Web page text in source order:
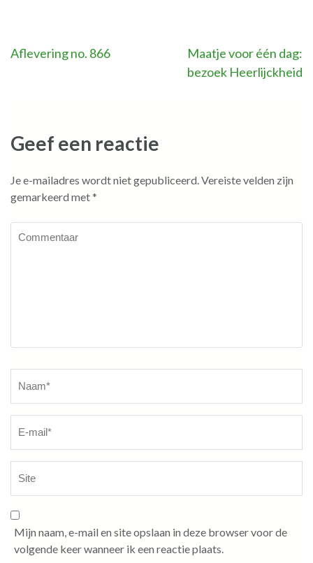
Bericht
Aflevering no. 866
Maatje voor één dag:
bezoek Heerlijckheid
Geef een reactie
Je e-mailadres wordt niet gepubliceerd. Vereiste velden zijn
gemarkeerd met*
Mijn naam, e-mail en site opslaan in deze browser voor de
volgende keer wanneer ik een reactie plaats.